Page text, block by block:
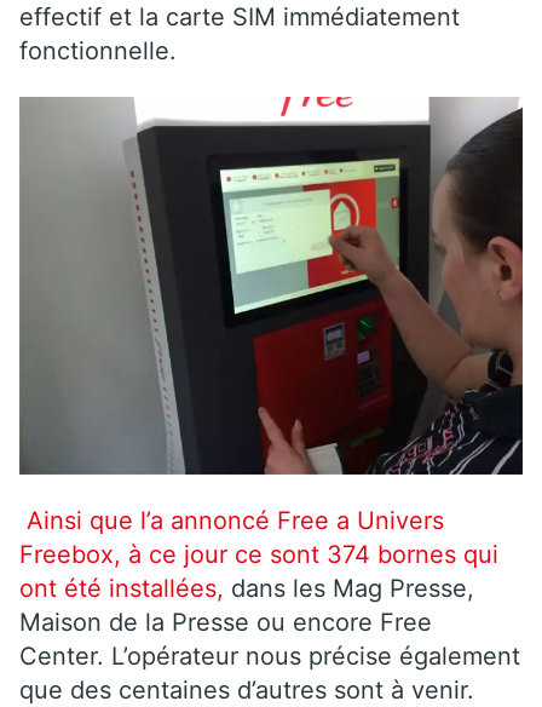
effectif et la carte SIM immédiatement
fonctionnelle.
Ainsi que l’a annoncé Free a Univers
Freebox, à ce jour ce sont 374 bornes qui
ont été installées, dans les Mag Presse,
Maison de la Presse ou encore Free
Center. L’opérateur nous précise également
que des centaines d’autres sont à venir.